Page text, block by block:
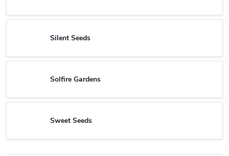
Silent Seeds
Solfire Gardens
Sweet Seeds